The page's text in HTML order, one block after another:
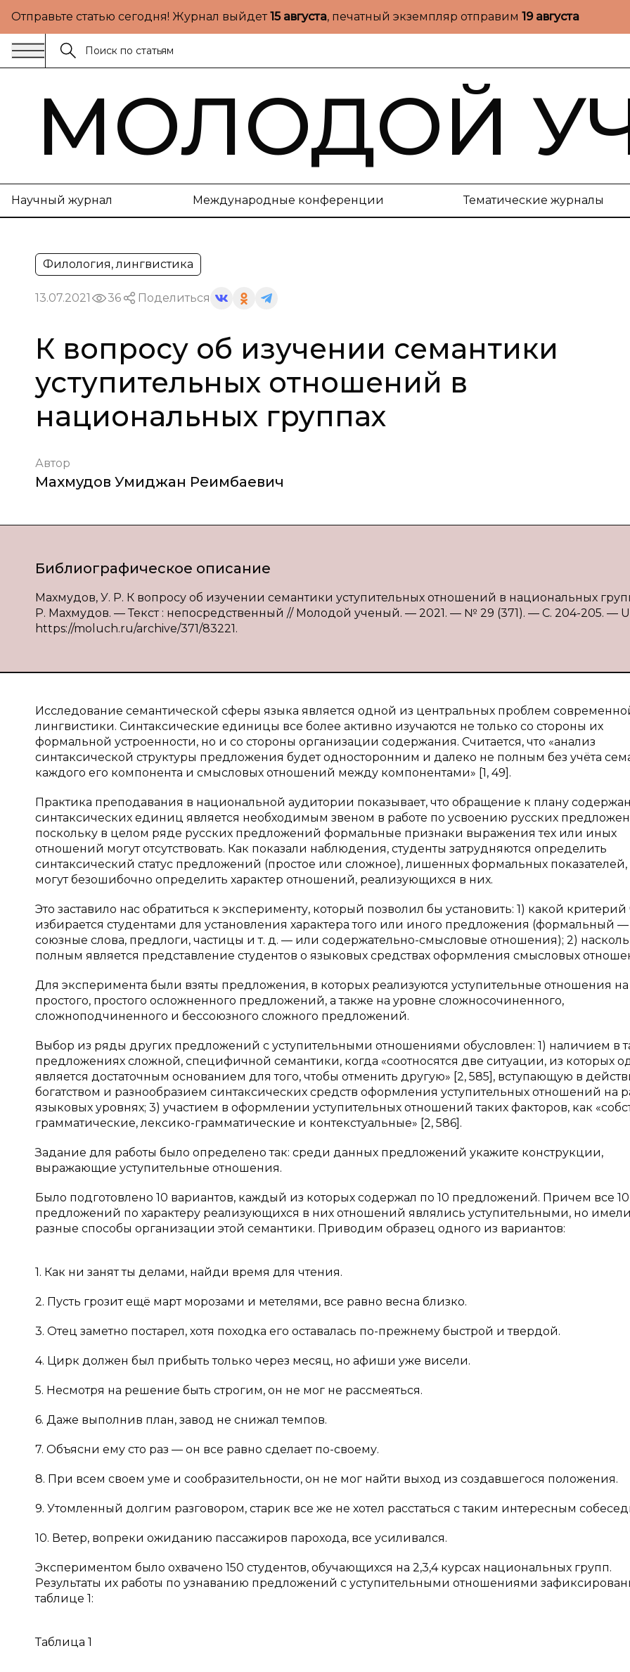
Отправьте статью сегодня! Журнал выйдет15 августа, печатный экземпляр отправим 19 августа
МОЛОДОЙ
Научный журнал Международные конференции Тематические журналы
Филология, лингвистика
13.07.2021 36 Поделиться
К вопросу об изучении семантики
уступительных отношений в
национальных группах
Автор
Махмудов Умиджан Реимбаевич
Библиографическое описание
Махмудов, У. Р. К вопросу об изучении семантики уступительных отношений в национальных
Р. Махмудов. — Текст : непосредственный // Молодой ученый. — 2021. — № 29 (371). — С. 204-205. —
https://moluch.ru/archive/371/83221.
Исследование семантической сферы языка является одной из центральных проблем
лингвистики. Синтаксические единицы все более активно изучаются не только со стороны их
формальной устроенности, но и со стороны организации содержания. Считается, что «анализ
синтаксической структуры предложения будет односторонним и далеко не полным без учёта
каждого его компонента и смысловых отношений между компонентами» [1, 49].
Практика преподавания в национальной аудитории показывает, что обращение к плану
синтаксических единиц является необходимым звеном в работе по усвоению русских
поскольку в целом ряде русских предложений формальные признаки выражения тех или иных
отношений могут отсутствовать. Как показали наблюдения, студенты затрудняются определить
синтаксический статус предложений (простое или сложное), лишенных формальных показателей,
могут безошибочно определить характер отношений, реализующихся в них.
Это заставило нас обратиться к эксперименту, который позволил бы установить: 1) какой
избирается студентами для установления характера того или иного предложения (формальный
союзные слова, предлоги, частицы и т. д. — или содержательно-смысловые отношения); 2)
полным является представление студентов о языковых средствах оформления смысловых
Для эксперимента были взяты предложения, в которых реализуются уступительные отношения
простого, простого осложненного предложений, а также на уровне сложносочиненного,
сложноподчиненного и бессоюзного сложного предложений.
Выбор из ряды других предложений с уступительными отношениями обусловлен: 1) наличием в
предложениях сложной, специфичной семантики, когда «соотносятся две ситуации, из которых
является достаточным основанием для того, чтобы отменить другую» [2, 585], вступающую в
богатством и разнообразием синтаксических средств оформления уступительных отношений на
языковых уровнях; 3) участием в оформлении уступительных отношений таких факторов, как
грамматические, лексико-грамматические и контекстуальные» [2, 586].
Задание для работы было определено так: среди данных предложений укажите конструкции,
выражающие уступительные отношения.
Было подготовлено 10 вариантов, каждый из которых содержал по 10 предложений. Причем все 10
предложений по характеру реализующихся в них отношений являлись уступительными, но имели
разные способы организации этой семантики. Приводим образец одного из вариантов:
1. Как ни занят ты делами, найди время для чтения.
2. Пусть грозит ещё март морозами и метелями, все равно весна близко.
3. Отец заметно постарел, хотя походка его оставалась по-прежнему быстрой и твердой.
4. Цирк должен был прибыть только через месяц, но афиши уже висели.
5. Несмотря на решение быть строгим, он не мог не рассмеяться.
6. Даже выполнив план, завод не снижал темпов.
7. Объясни ему сто раз — он все равно сделает по-своему.
8. При всем своем уме и сообразительности, он не мог найти выход из создавшегося положения.
9. Утомленный долгим разговором, старик все же не хотел расстаться с таким интересным
10. Ветер, вопреки ожиданию пассажиров парохода, все усиливался.
Экспериментом было охвачено 150 студентов, обучающихся на 2,3,4 курсах национальных групп.
Результаты их работы по узнаванию предложений с уступительными отношениями
таблице 1:
Таблица 1